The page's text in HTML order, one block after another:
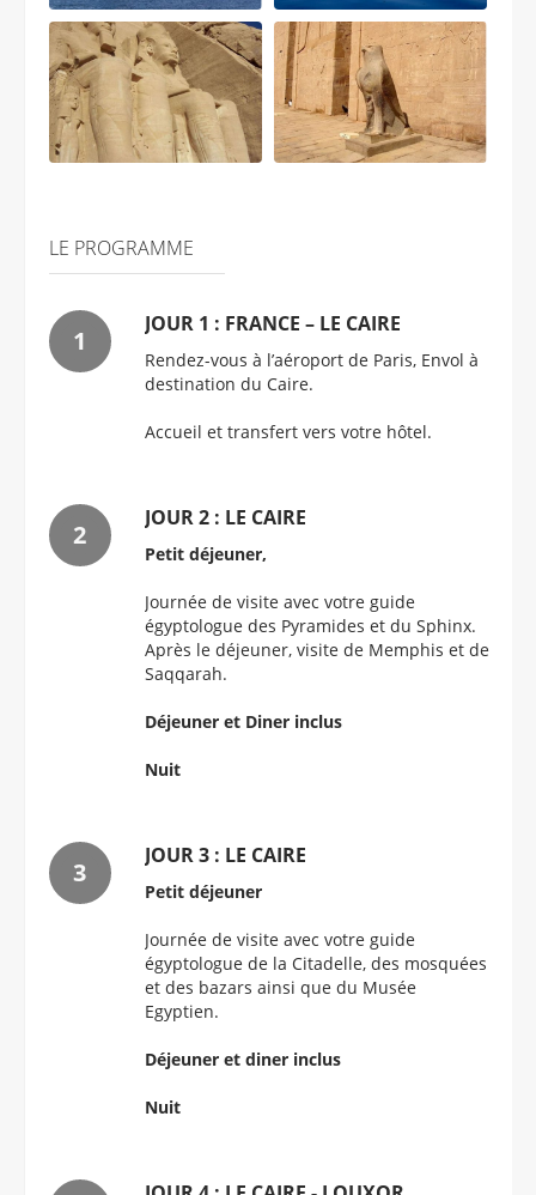
LE PROGRAMME
JOUR 1 : FRANCE – LE CAIRE
Rendez-vous à l’aéroport de Paris, Envol à
destination du Caire.
Accueil et transfert vers votre hôtel.
JOUR 2 : LE CAIRE
Petit déjeuner,
Journée de visite avec votre guide
égyptologue des Pyramides et du Sphinx.
Après le déjeuner, visite de Memphis et de
Saqqarah.
Déjeuner et Diner inclus
Nuit
JOUR 3 : LE CAIRE
Petit déjeuner
Journée de visite avec votre guide
égyptologue de la Citadelle, des mosquées
et des bazars ainsi que du Musée
Egyptien.
Déjeuner et diner inclus
Nuit